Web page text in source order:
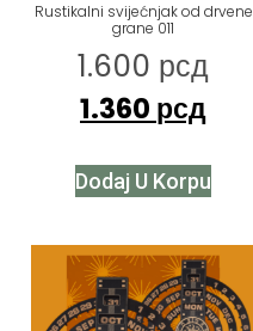
Rustikalni svijećnjak od drvene
grane 011
1.600 рсд
1.360 рсд
Dodaj U Korpu